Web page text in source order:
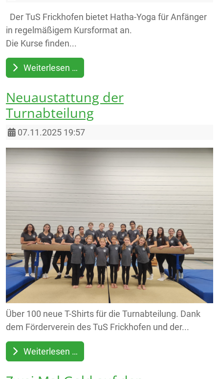
Der TuS Frickhofen bietet Hatha-Yoga für Anfänger
in regelmäßigem Kursformat an.
Die Kurse finden...
Weiterlesen …
Neuaustattung der
Turnabteilung
Details
07.11.2025 19:57
Über 100 neue T-Shirts für die Turnabteilung. Dank
dem Förderverein des TuS Frickhofen und der...
Weiterlesen …